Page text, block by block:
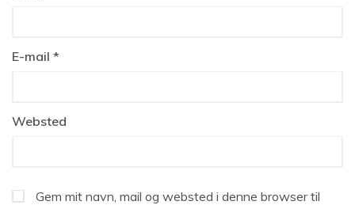
E-mail *
Websted
Gem mit navn, mail og websted i denne browser til